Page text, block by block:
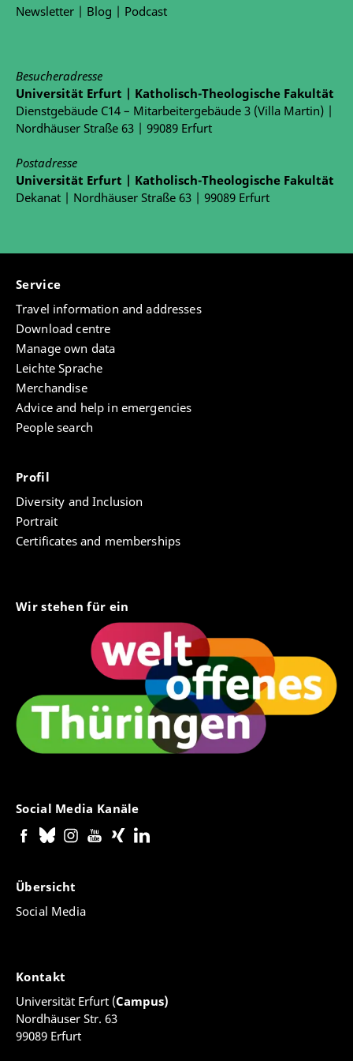
Arbeiterkind
Newsletter | Blog | Podcast
Besucheradresse
Universität Erfurt | Katholisch-Theologische Fakultät
Dienstgebäude C14 – Mitarbeitergebäude 3 (Villa Martin) |
Nordhäuser Straße 63 | 99089 Erfurt
Postadresse
Universität Erfurt | Katholisch-Theologische Fakultät
Dekanat | Nordhäuser Straße 63 | 99089 Erfurt
Service
Travel information and addresses
Download centre
Manage own data
Leichte Sprache
Merchandise
Advice and help in emergencies
People search
Profil
Diversity and Inclusion
Portrait
Certificates and memberships
Wir stehen für ein
Social Media Kanäle
Übersicht
Social Media
Kontakt
Universität Erfurt (Campus)
Nordhäuser Str. 63
99089 Erfurt